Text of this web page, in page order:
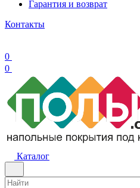
Гарантия и возврат
Контакты
0
0
Каталог